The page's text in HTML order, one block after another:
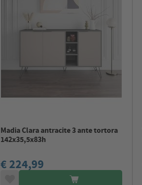
Madia Clara antracite 3 ante tortora
142x35,5x83h
€ 224,99